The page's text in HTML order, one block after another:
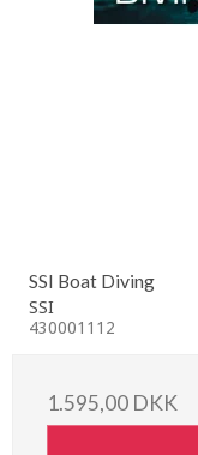
SSI Boat Diving
SSI
430001112
1.595,00 DKK